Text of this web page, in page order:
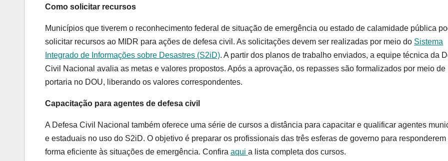
Como solicitar recursos
Municípios que tiverem o reconhecimento federal de situação de emergência ou estado de calamidade pública
solicitar recursos ao MIDR para ações de defesa civil. As solicitações devem ser realizadas por meio do Sistema
Integrado de Informações sobre Desastres (S2iD). A partir dos planos de trabalho enviados, a equipe técnica da
Civil Nacional avalia as metas e valores propostos. Após a aprovação, os repasses são formalizados por meio de
portaria no DOU, liberando os valores correspondentes.
Capacitação para agentes de defesa civil
A Defesa Civil Nacional também oferece uma série de cursos a distância para capacitar e qualificar agentes
e estaduais no uso do S2iD. O objetivo é preparar os profissionais das três esferas de governo para responderem
forma eficiente às situações de emergência. Confira aqui a lista completa dos cursos.